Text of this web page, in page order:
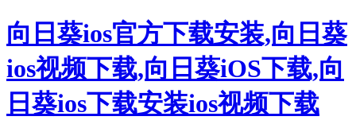
向日葵ios官方下载安装,向日葵
ios视频下载,向日葵iOS下载,向
日葵ios下载安装ios视频下载